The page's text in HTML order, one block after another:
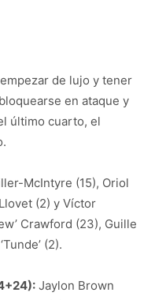
de lujo y tener
en ataque y
último cuarto, el
McIntyre (15), Oriol
(2) y Víctor
Crawford (23), Guille
(2).
Jaylon Brown